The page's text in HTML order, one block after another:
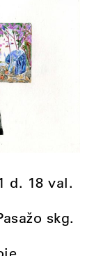
d. 18 val.
skg.